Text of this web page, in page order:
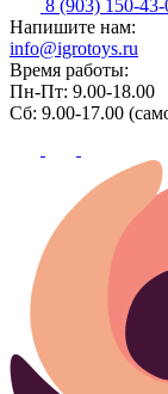
8 (903) 150-43-
Напишите нам:
info@igrotoys.ru
Время работы:
Пн-Пт: 9.00-18.00
Сб: 9.00-17.00